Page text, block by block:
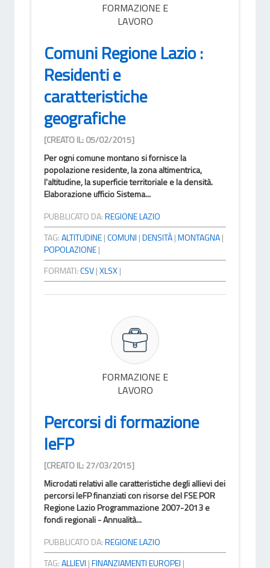
FORMAZIONE E
LAVORO
Comuni Regione Lazio :
Residenti e
caratteristiche
geografiche
[CREATO IL: 05/02/2015]
Per ogni comune montano si fornisce la
popolazione residente, la zona altimentrica,
l'altitudine, la superficie territoriale e la densità.
Elaborazione ufficio Sistema...
PUBBLICATO DA:REGIONE LAZIO
TAG:ALTITUDINE|COMUNI |DENSITÀ|MONTAGNA|
POPOLAZIONE|
FORMATI:CSV|XLSX|
FORMAZIONE E
LAVORO
Percorsi di formazione
IeFP
[CREATO IL: 27/03/2015]
Microdati relativi alle caratteristiche degli allievi dei
percorsi IeFP finanziati con risorse del FSE POR
Regione Lazio Programmazione 2007-2013 e
fondi regionali - Annualità...
PUBBLICATO DA:REGIONE LAZIO
TAG:ALLIEVI |FINANZIAMENTI EUROPEI |